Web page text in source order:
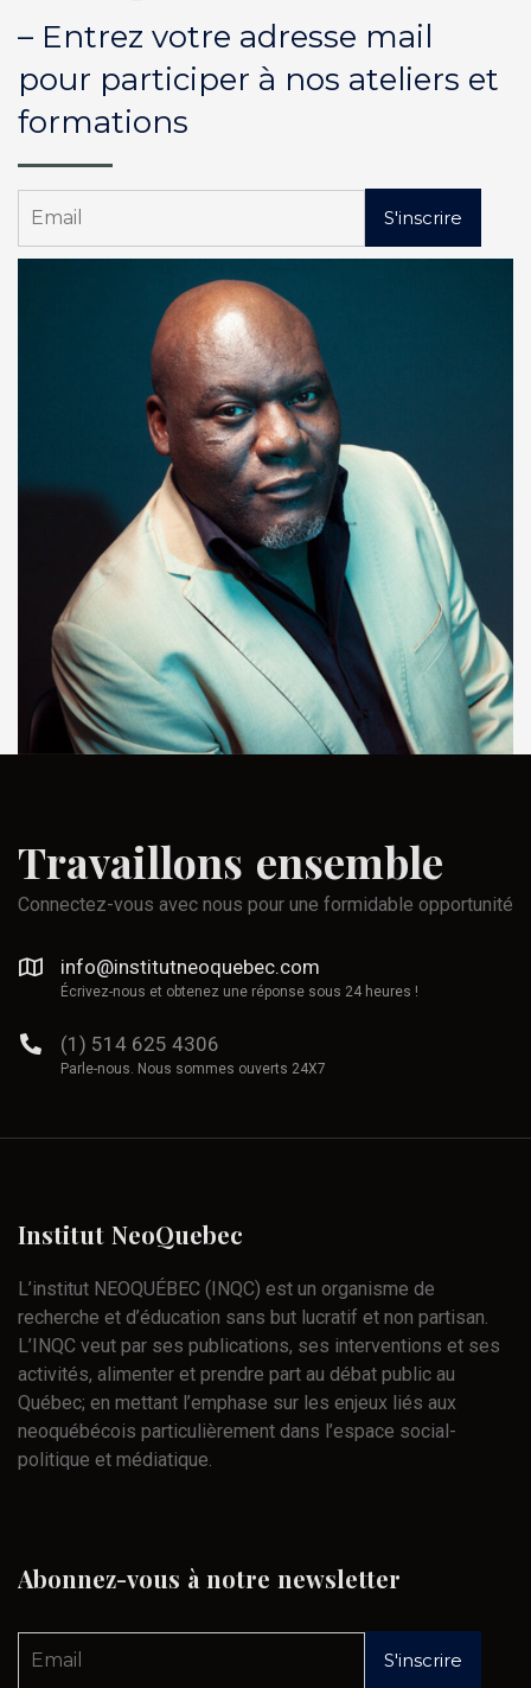
– Entrez votre adresse mail
pour participer à nos ateliers et
formations
Travaillons ensemble
Connectez-vous avec nous pour une formidable opportunité
info@institutneoquebec.com
Écrivez-nous et obtenez une réponse sous 24 heures !
(1) 514 625 4306
Parle-nous. Nous sommes ouverts 24X7
Institut NeoQuebec
L’institut NEOQUÉBEC (INQC) est un organisme de
recherche et d’éducation sans but lucratif et non partisan.
L’INQC veut par ses publications, ses interventions et ses
activités, alimenter et prendre part au débat public au
Québec; en mettant l’emphase sur les enjeux liés aux
neoquébécois particulièrement dans l’espace social-
politique et médiatique.
Abonnez-vous à notre newsletter